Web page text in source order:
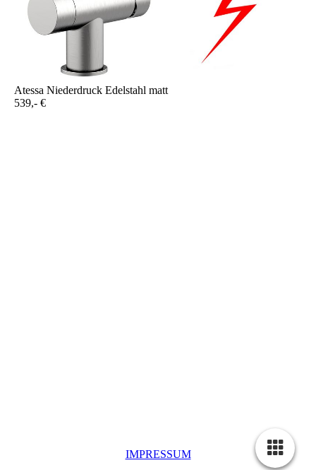
Atessa Niederdruck Edelstahl matt
539,- €
IMPRESSUM